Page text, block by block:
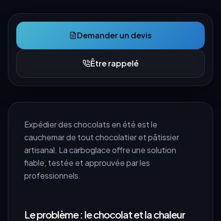
Demander un devis
Être rappelé
Expédier des chocolats en été est le
cauchemar de tout chocolatier et pâtissier
artisanal. La carboglace offre une solution
fiable, testée et approuvée par les
professionnels.
Le problème : le chocolat et la chaleur